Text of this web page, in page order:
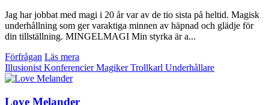
Jag har jobbat med magi i 20 år var av de tio sista på heltid. Magisk
underhållning som ger varaktiga minnen av häpnad och glädje för
din tillställning. MINGELMAGI Min styrka är a...
Förfrågan Läs mera
Illusionist KonferencierMagikerTrollkarl Underhållare
Love Melander